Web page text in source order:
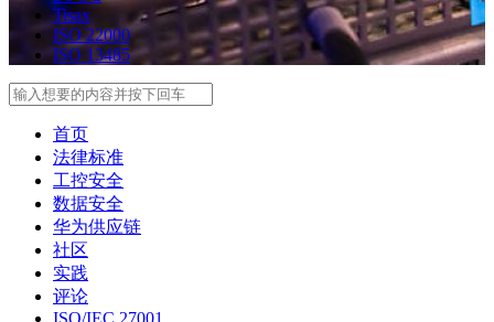
Tisax
ISO 22000
ISO 13485
首页
法律标准
工控安全
数据安全
华为供应链
社区
实践
评论
ISO/IEC 27001